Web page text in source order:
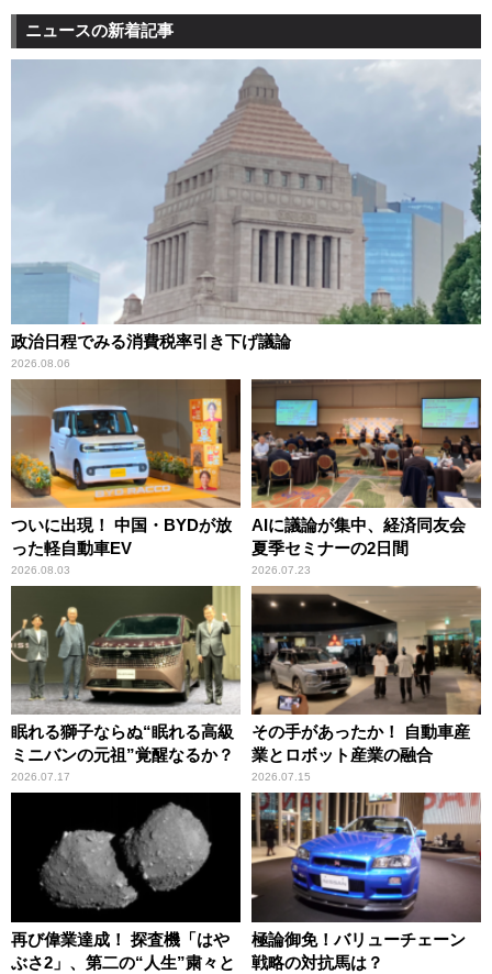
ニュースの新着記事
政治日程でみる消費税率引き下げ議論
2026.08.06
ついに出現！ 中国・BYDが放
った軽自動車EV
2026.08.03
AIに議論が集中、経済同友会
夏季セミナーの2日間
2026.07.23
眠れる獅子ならぬ“眠れる高級
ミニバンの元祖”覚醒なるか？
2026.07.17
その手があったか！ 自動車産
業とロボット産業の融合
2026.07.15
再び偉業達成！ 探査機「はや
ぶさ2」、第二の“人生”粛々と
極論御免！バリューチェーン
戦略の対抗馬は？